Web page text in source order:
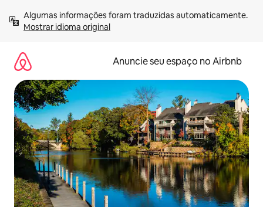
para
Mostrar idioma original
Anuncie seu espaço no Airbnb